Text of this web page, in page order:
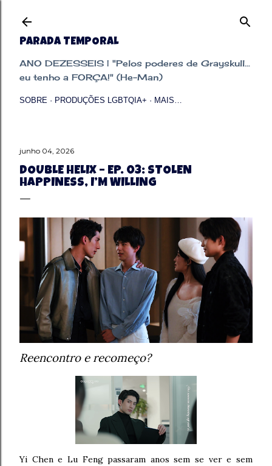
PARADA TEMPORAL
ANO DEZESSEIS | "Pelos poderes de Grayskull...
eu tenho a FORÇA!" (He-Man)
SOBRE PRODUÇÕES LGBTQIA+ MAIS…
junho 04, 2026
DOUBLE HELIX – EP. 03: STOLEN
HAPPINESS, I’M WILLING
Reencontro e recomeço?
Yi Chen e Lu Feng passaram anos sem se ver e sem